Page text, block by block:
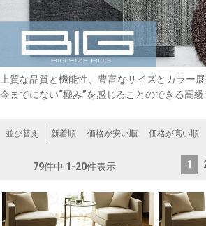
上質な品質と機能性、豊富なサイズとカラー
今までにない“極み”を感じることのできる高級
並び替え 新着順 価格が安い順 価格が高い順
79件中 1 -20件表示 1